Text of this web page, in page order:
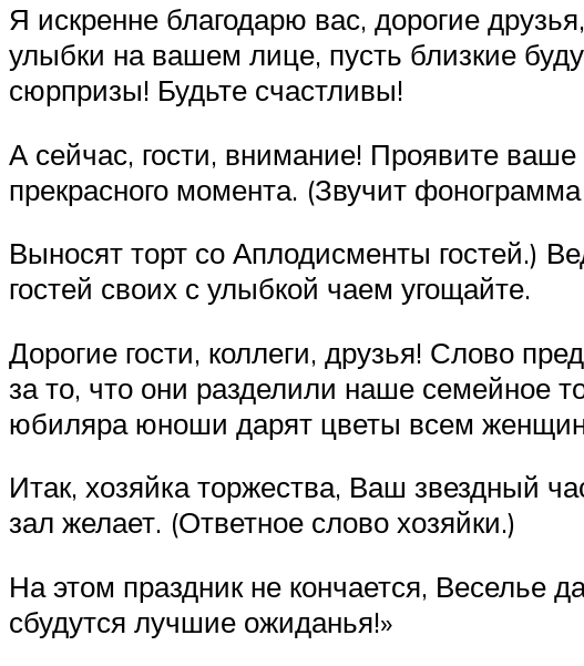
Я искренне благодарю вас, дорогие
улыбки на вашем лице, пусть близкие
сюрпризы! Будьте счастливы!
А сейчас, гости, внимание! Проявите
прекрасного момента. (Звучит фонограмма
Выносят торт со Аплодисменты гостей.)
гостей своих с улыбкой чаем угощайте.
Дорогие гости, коллеги, друзья! Слово
за то, что они разделили наше семейное
юбиляра юноши дарят цветы всем
Итак, хозяйка торжества, Ваш звездный
зал желает. (Ответное слово хозяйки.)
На этом праздник не кончается, Веселье
сбудутся лучшие ожиданья!»